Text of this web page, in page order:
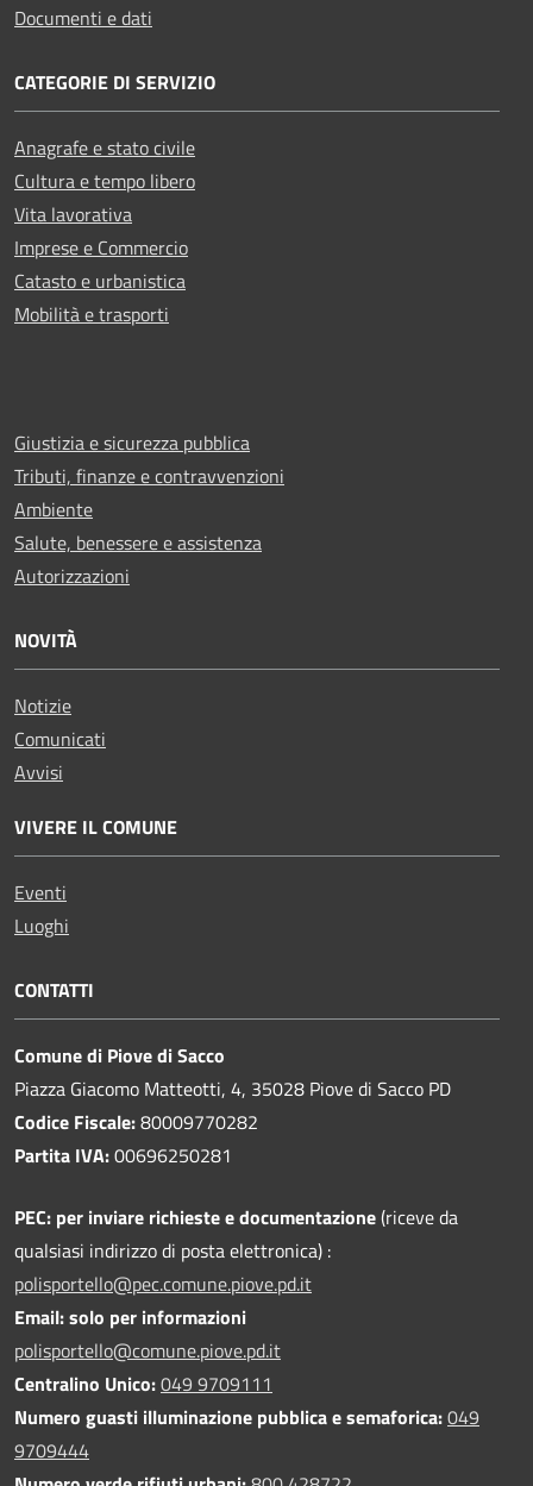
Documenti e dati
CATEGORIE DI SERVIZIO
Anagrafe e stato civile
Cultura e tempo libero
Vita lavorativa
Imprese e Commercio
Catasto e urbanistica
Mobilità e trasporti
Giustizia e sicurezza pubblica
Tributi, finanze e contravvenzioni
Ambiente
Salute, benessere e assistenza
Autorizzazioni
NOVITÀ
Notizie
Comunicati
Avvisi
VIVERE IL COMUNE
Eventi
Luoghi
CONTATTI
Comune di Piove di Sacco
Piazza Giacomo Matteotti, 4, 35028 Piove di Sacco PD
Codice Fiscale:80009770282
Partita IVA:00696250281
PEC: per inviare richieste e documentazione(riceve da
qualsiasi indirizzo di posta elettronica) :
polisportello@pec.comune.piove.pd.it
Email: solo per informazioni
polisportello@comune.piove.pd.it
Centralino Unico:049 9709111
Numero guasti illuminazione pubblica e semaforica:049
9709444